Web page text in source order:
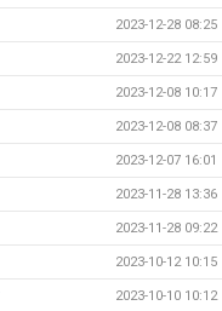
2023-12-28 08:25
2023-12-22 12:59
2023-12-08 10:17
2023-12-08 08:37
2023-12-07 16:01
2023-11-28 13:36
2023-11-28 09:22
2023-10-12 10:15
2023-10-10 10:12